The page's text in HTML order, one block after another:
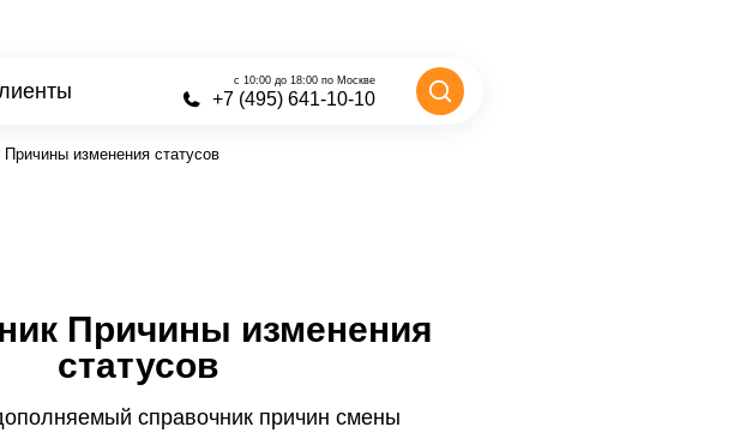
с 10:00 до 18:00 по Москве
+7 (495) 641-10-10
Причины изменения статусов
Причины изменения
статусов
справочник причин смены